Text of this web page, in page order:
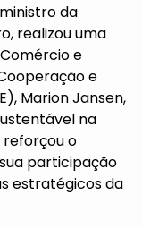
da
realizou uma
e
e
Marion Jansen,
na
reforçou o
participação
estratégicos da